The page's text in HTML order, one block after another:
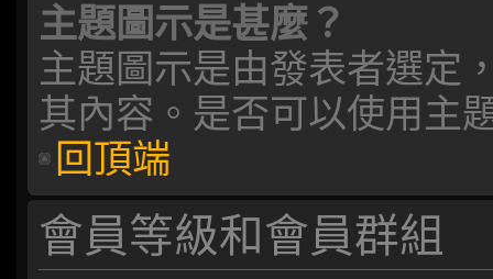
主題圖示是甚麼？
主題圖示是由發表者選定
其內容。是否可以使用主
回頂端
會員等級和會員群組